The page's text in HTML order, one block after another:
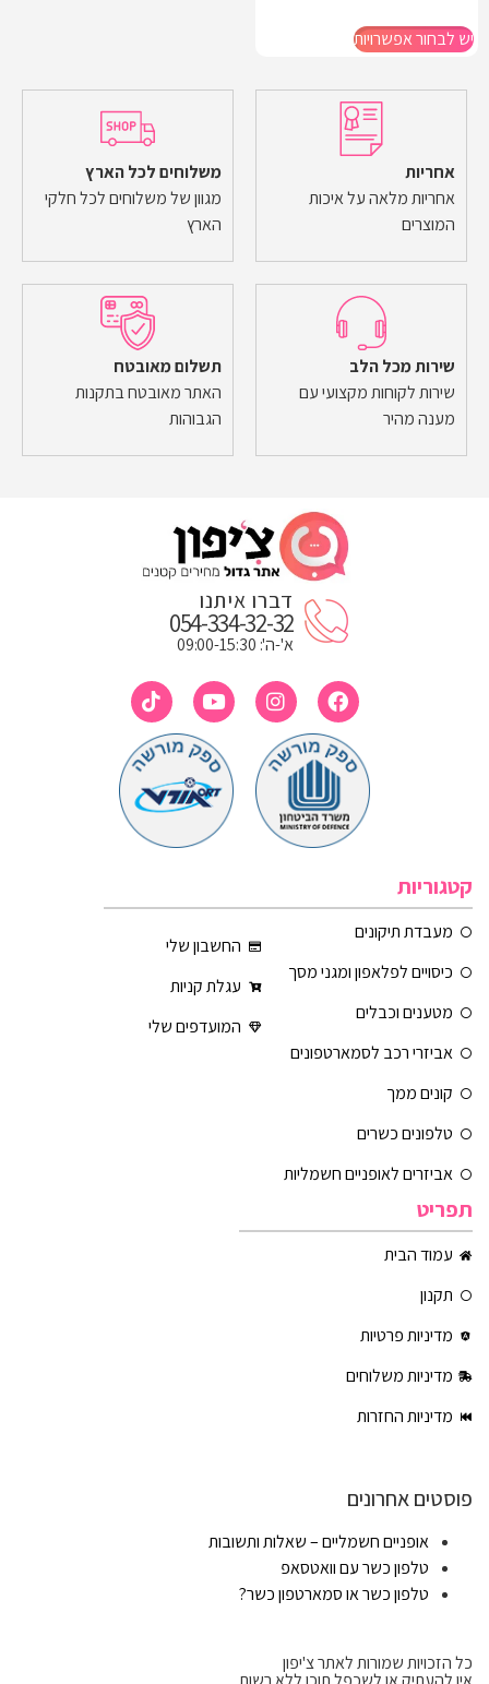
יש לבחור אפשרויות
אחריות
אחריות מלאה על איכות
המוצרים
משלוחים לכל הארץ
מגוון של משלוחים לכל חלקי
הארץ
שירות מכל הלב
שירות לקוחות מקצועי עם
מענה מהיר
תשלום מאובטח
האתר מאובטח בתקנות
הגבוהות
דברו איתנו
054-334-32-32
א'-ה': 09:00-15:30
קטגוריות
מעבדת תיקונים
כיסויים לפלאפון ומגני מסך
מטענים וכבלים
אביזרי רכב לסמארטפונים
קונים ממך
טלפונים כשרים
אביזרים לאופניים חשמליות
החשבון שלי
עגלת קניות
המועדפים שלי
תפריט
עמוד הבית
תקנון
מדיניות פרטיות
מדיניות משלוחים
מדיניות החזרות
פוסטים אחרונים
אופניים חשמליים – שאלות ותשובות
טלפון כשר עם וואטסאפ
טלפון כשר או סמארטפון כשר?
כל הזכויות שמורות לאתר צ'יפון